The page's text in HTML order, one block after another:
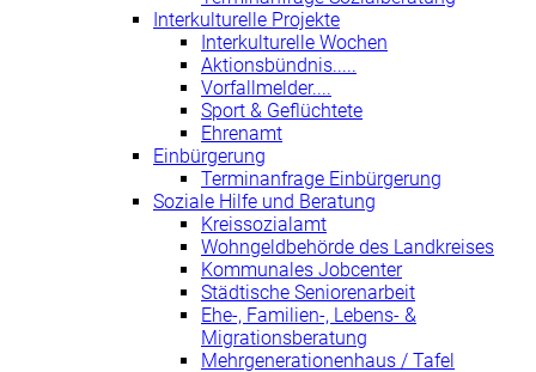
Interkulturelle Projekte
Interkulturelle Wochen
Aktionsbündnis.....
Vorfallmelder....
Sport & Geflüchtete
Ehrenamt
Einbürgerung
Terminanfrage Einbürgerung
Soziale Hilfe und Beratung
Kreissozialamt
Wohngeldbehörde des Landkreises
Kommunales Jobcenter
Städtische Seniorenarbeit
Ehe-, Familien-, Lebens- &
Migrationsberatung
Mehrgenerationenhaus / Tafel